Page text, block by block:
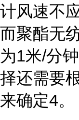
计风速不
而聚酯无
为1米/分
择还需要
来确定4。